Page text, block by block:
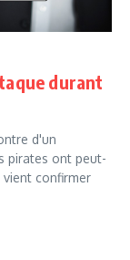
durant
d'un
pirates ont peut-
vient confirmer